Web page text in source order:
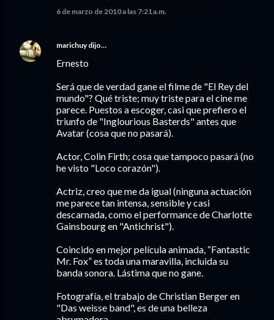
6 de marzo de 2010 a las 7:21 a.m.
marichuydijo…
Ernesto
Será que de verdad gane el filme de "El Rey del
mundo"? Qué triste; muy triste para el cine me
parece. Puestos a escoger, casi que prefiero el
triunfo de "Inglourious Basterds" antes que
Avatar (cosa que no pasará).
Actor, Colin Firth; cosa que tampoco pasará (no
he visto "Loco corazón").
Actriz, creo que me da igual (ninguna actuación
me parece tan intensa, sensible y casi
descarnada, como el performance de Charlotte
Gainsbourg en "Antichrist").
Coincido en mejor película animada, “Fantastic
Mr. Fox” es toda una maravilla, incluida su
banda sonora. Lástima que no gane.
Fotografía, el trabajo de Christian Berger en
"Das weisse band", es de una belleza